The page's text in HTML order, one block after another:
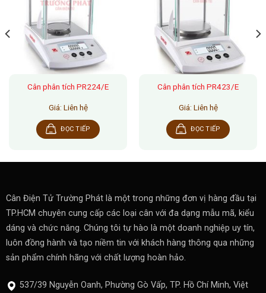
Cân phân tích PR224/E
Giá: Liên hệ
ĐỌC TIẾP
Cân phân tích PR423/E
Giá: Liên hệ
ĐỌC TIẾP
Cân Điện Tử Trường Phát là một trong những đơn vị hàng đầu tại
TP.HCM chuyên cung cấp các loại cân với đa dạng mẫu mã, kiểu
dáng và chức năng. Chúng tôi tự hào là một doanh nghiệp uy tín,
luôn đồng hành và tạo niềm tin với khách hàng thông qua những
sản phẩm chính hãng với chất lượng hoàn hảo.
537/39 Nguyễn Oanh, Phường Gò Vấp, TP. Hồ Chí Minh, Việt